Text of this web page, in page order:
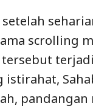
scrolling
tersebut
istirahat,
pandangan